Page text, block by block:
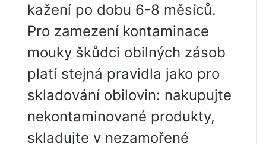
kažení po dobu 6-8 měsíců.
Pro zamezení kontaminace
mouky škůdci obilných zásob
platí stejná pravidla jako pro
skladování obilovin: nakupujte
nekontaminované produkty,
skladujte v nezamořené